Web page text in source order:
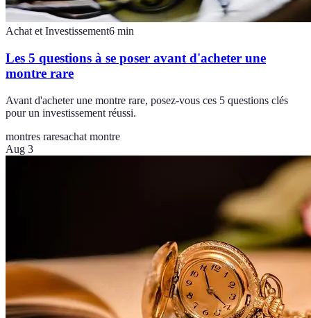
Achat et Investissement6 min
Les 5 questions à se poser avant d'acheter une
montre rare
Avant d'acheter une montre rare, posez-vous ces 5 questions clés
pour un investissement réussi.
montres raresachat montre
Aug 3